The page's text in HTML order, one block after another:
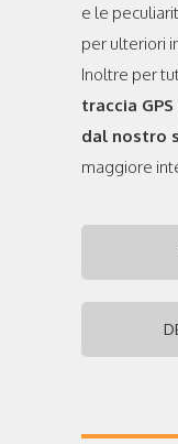
e le
per ulteriori
Inoltre per
traccia
dal nostro
maggiore